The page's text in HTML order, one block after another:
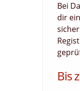
Bei
dir
Bis